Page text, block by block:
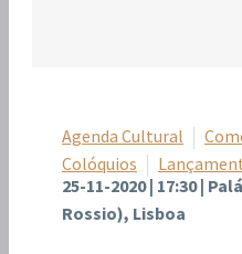
Agenda Cultural
Colóquios
25-11-2020 | 17:30 |
Rossio), Lisboa